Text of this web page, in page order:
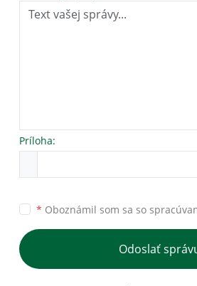
Príloha:
* Oboznámil som sa so
Odoslať